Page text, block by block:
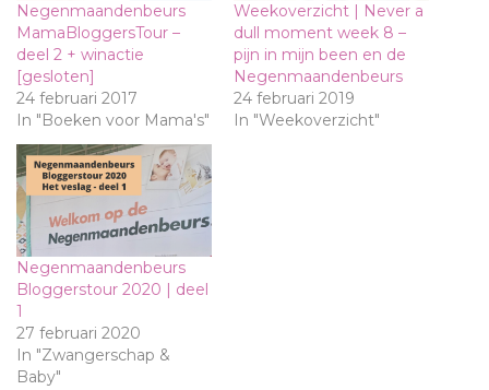
Negenmaandenbeurs
MamaBloggersTour –
deel 2 + winactie
[gesloten]
24 februari 2017
In "Boeken voor Mama's"
Weekoverzicht | Never a
dull moment week 8 –
pijn in mijn been en de
Negenmaandenbeurs
24 februari 2019
In "Weekoverzicht"
Negenmaandenbeurs
Bloggerstour 2020 | deel
1
27 februari 2020
In "Zwangerschap &
Baby"